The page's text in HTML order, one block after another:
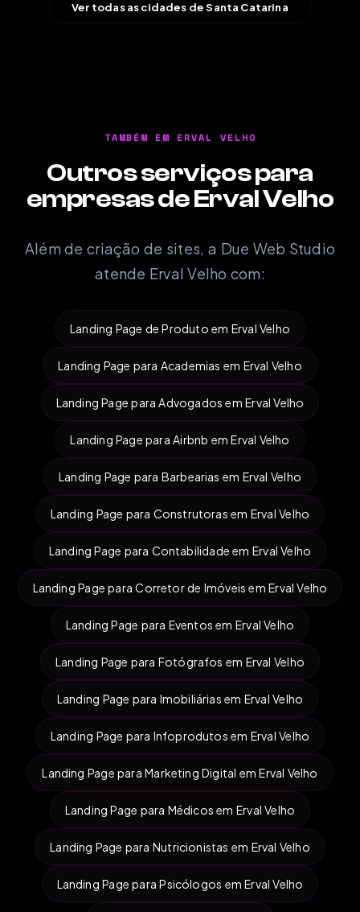
Ver todas as cidades de Santa Catarina
TAMBÉM EM ERVAL VELHO
Outros serviços para
empresas de Erval Velho
Além de criação de sites, a Due Web Studio
atende Erval Velho com:
Landing Page de Produto em Erval Velho
Landing Page para Academias em Erval Velho
Landing Page para Advogados em Erval Velho
Landing Page para Airbnb em Erval Velho
Landing Page para Barbearias em Erval Velho
Landing Page para Construtoras em Erval Velho
Landing Page para Contabilidade em Erval Velho
Landing Page para Corretor de Imóveis em Erval Velho
Landing Page para Eventos em Erval Velho
Landing Page para Fotógrafos em Erval Velho
Landing Page para Imobiliárias em Erval Velho
Landing Page para Infoprodutos em Erval Velho
Landing Page para Marketing Digital em Erval Velho
Landing Page para Médicos em Erval Velho
Landing Page para Nutricionistas em Erval Velho
Landing Page para Psicólogos em Erval Velho